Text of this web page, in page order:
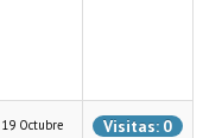
19 Octubre
Visitas: 0